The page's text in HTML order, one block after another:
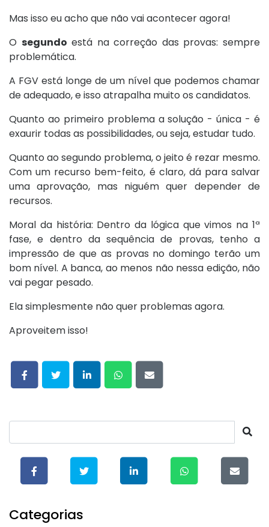
Mas isso eu acho que não vai acontecer agora!
O segundo está na correção das provas: sempre
problemática.
A FGV está longe de um nível que podemos chamar
de adequado, e isso atrapalha muito os candidatos.
Quanto ao primeiro problema a solução - única - é
exaurir todas as possibilidades, ou seja, estudar tudo.
Quanto ao segundo problema, o jeito é rezar mesmo.
Com um recurso bem-feito, é claro, dá para salvar
uma aprovação, mas niguém quer depender de
recursos.
Moral da história: Dentro da lógica que vimos na 1ª
fase, e dentro da sequência de provas, tenho a
impressão de que as provas no domingo terão um
bom nível. A banca, ao menos não nessa edição, não
vai pegar pesado.
Ela simplesmente não quer problemas agora.
Aproveitem isso!
Categorias